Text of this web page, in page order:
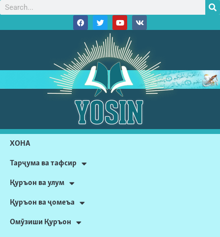
ХОНА
Тарҷума ва тафсир
Қуръон ва улум
Қуръон ва ҷомеъа
Омӯзиши Қуръон